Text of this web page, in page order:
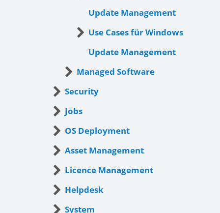
Update Management
Use Cases für Windows
Update Management
Managed Software
Security
Jobs
OS Deployment
Asset Management
Licence Management
Helpdesk
System